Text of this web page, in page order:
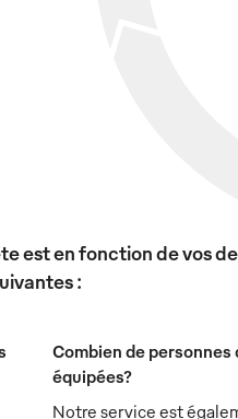
est en fonction de vos
:
Combien de
équipées?
Notre service est